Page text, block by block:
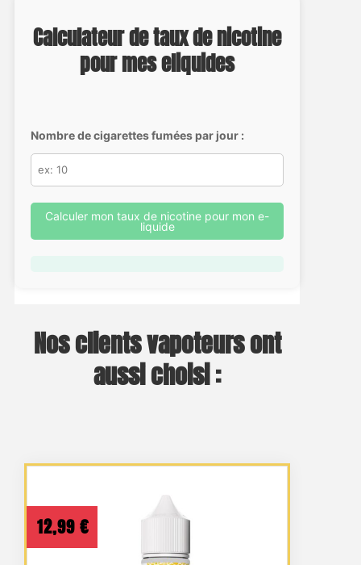
Calculateur de taux de nicotine
pour mes eliquides
Nombre de cigarettes fumées par jour :
Calculer mon taux de nicotine pour mon e-
liquide
Nos clients vapoteurs ont
aussi choisi :
12,99 €